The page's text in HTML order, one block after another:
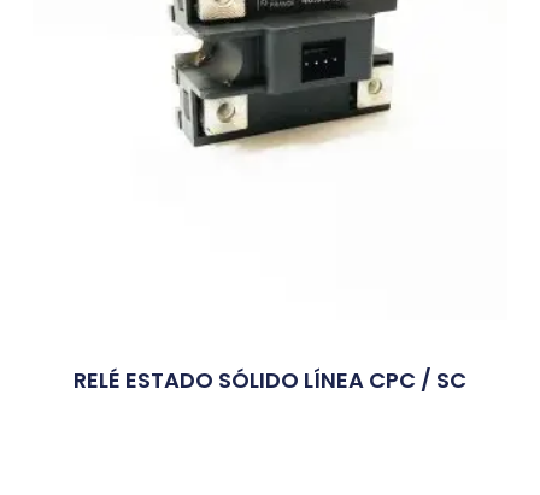
RELÉ ESTADO SÓLIDO LÍNEA CPC / SC